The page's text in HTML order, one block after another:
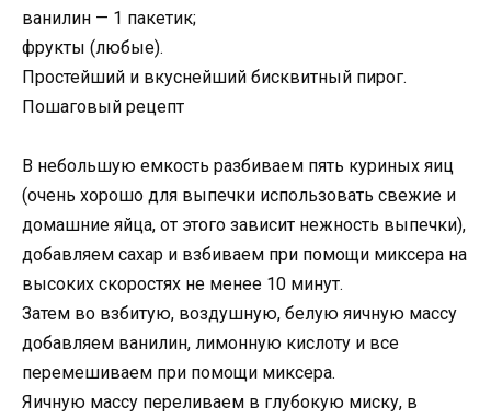
ванилин — 1 пакетик;
фрукты (любые).
Простейший и вкуснейший бисквитный пирог.
Пошаговый рецепт
В небольшую емкость разбиваем пять куриных яиц
(очень хорошо для выпечки использовать свежие и
домашние яйца, от этого зависит нежность выпечки),
добавляем сахар и взбиваем при помощи миксера на
высоких скоростях не менее 10 минут.
Затем во взбитую, воздушную, белую яичную массу
добавляем ванилин, лимонную кислоту и все
перемешиваем при помощи миксера.
Яичную массу переливаем в глубокую миску, в